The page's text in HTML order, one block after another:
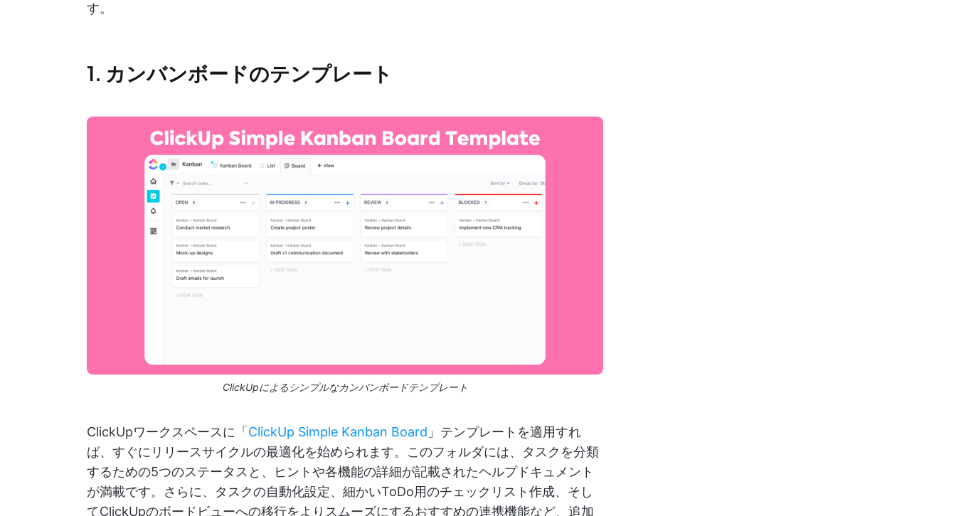
す。
1. カンバンボードのテンプレート
ClickUpによるシンプルなカンバンボードテンプレート
ClickUpワークスペースに「 ClickUp Simple Kanban Board 」テンプレートを適用すれ
ば、すぐにリリースサイクルの最適化を始められます。このフォルダには、タスクを分類
するための5つのステータスと、ヒントや各機能の詳細が記載されたヘルプドキュメント
が満載です。さらに、タスクの自動化設定、細かいToDo用のチェックリスト作成、そし
てClickUpのボードビューへの移行をよりスムーズにするおすすめの連携機能など、追加